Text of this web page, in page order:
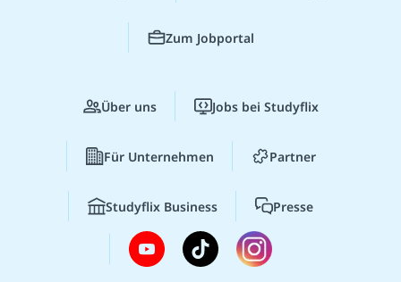
Zum Jobportal
Über uns Jobs bei Studyflix
Für Unternehmen Partner
Studyflix Business Presse